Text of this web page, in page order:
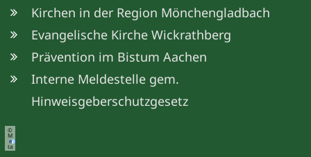
Kirchen in der Region Mönchengladbach
Evangelische Kirche Wickrathberg
Prävention im Bistum Aachen
Interne Meldestelle gem.
Hinweisgeberschutzgesetz
©
M
e
ta